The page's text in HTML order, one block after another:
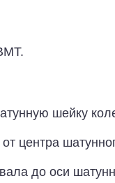
шейку
центра
до оси